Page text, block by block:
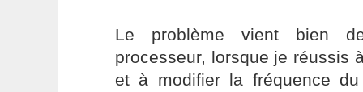
Le problème vient bien
processeur, lorsque je réussis
et à modifier la fréquence du